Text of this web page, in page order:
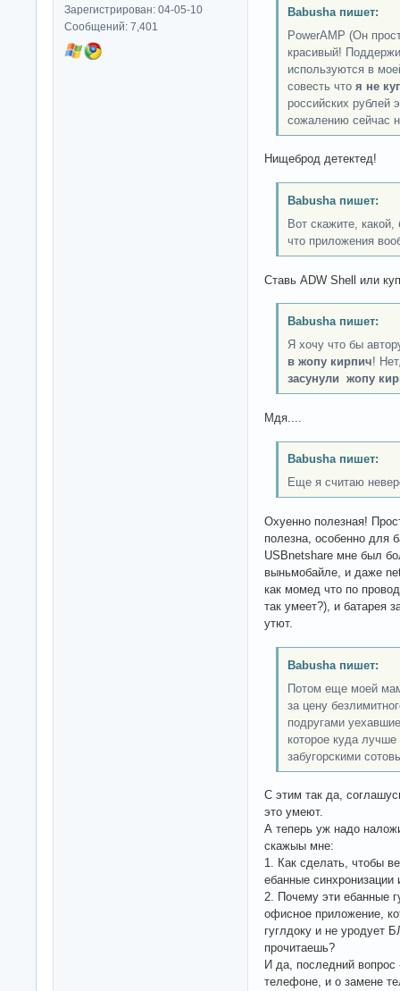
Зарегистрирован: 04-05-10
Сообщений: 7,401
Babusha пишет:
PowerAMP (Он
красивый!
используются в
совесть что я не
российских рублей
сожалению сейчас
Нищеброд детектед!
Babusha пишет:
Вот скажите,
что приложения
Ставь ADW Shell или
Babusha пишет:
Я хочу что бы
в жопу кирпич!
засунули жопу
Мдя....
Babusha пишет:
Еще я считаю
Охуенно полезная!
полезна, особенно для
USBnetshare мне был
выньмобайле, и даже
как момед что по
так умеет?), и батарея
утют.
Babusha пишет:
Потом еще моей
за цену
подругами
которое куда
забугорскими
С этим так да,
это умеют.
А теперь уж надо
скажыы мне:
1. Как сделать, чтобы
ебанные синхронизации
2. Почему эти ебанные
офисное приложение,
гуглдоку и не уродует
прочитаешь?
И да, последний вопрос
телефоне, и о замене